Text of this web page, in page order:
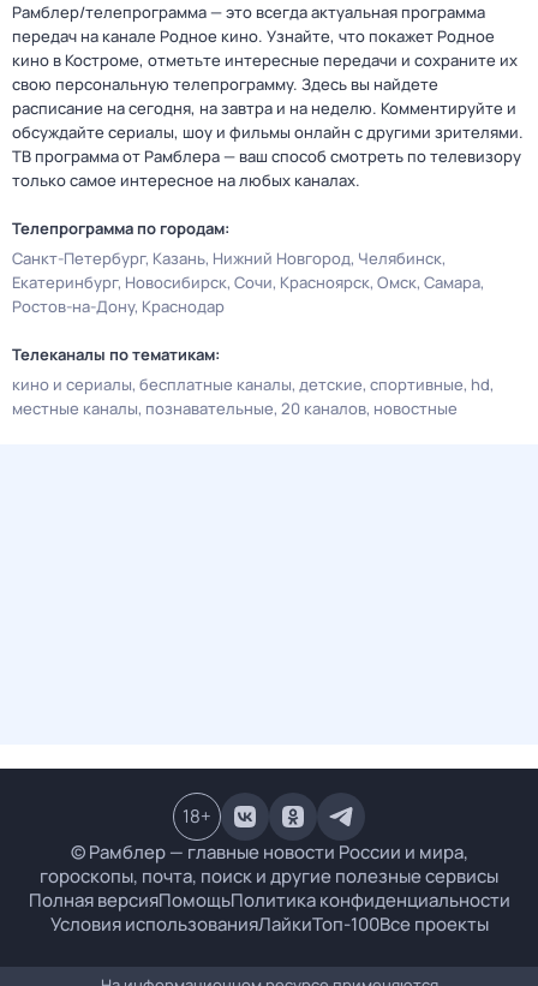
Рамблер/телепрограмма — это всегда актуальная программа
передач на канале Родное кино. Узнайте, что покажет Родное
кино в Костроме, отметьте интересные передачи и сохраните их
свою персональную телепрограмму. Здесь вы найдете
расписание на сегодня, на завтра и на неделю. Комментируйте и
обсуждайте сериалы, шоу и фильмы онлайн с другими зрителями.
ТВ программа от Рамблера — ваш способ смотреть по телевизору
только самое интересное на любых каналах.
Телепрограмма по городам:
Санкт-Петербург Казань Нижний Новгород Челябинск
Екатеринбург Новосибирск Сочи Красноярск Омск Самара
Ростов-на-Дону Краснодар
Телеканалы по тематикам:
кино и сериалы бесплатные каналы детские спортивные hd
местные каналы познавательные 20 каналов новостные
© Рамблер — главные новости России и мира,
гороскопы, почта, поиск и другие полезные сервисы
Полная версияПомощьПолитика конфиденциальности
Условия использованияЛайкиТоп-100Все проекты
18+